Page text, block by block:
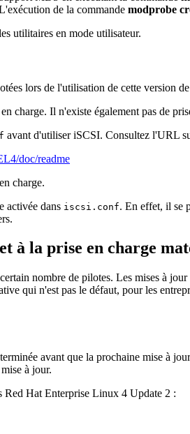
de la commande modprobe
utilitaires en mode utilisateur.
lors de l'utilisation de cette version
charge. Il n'existe également pas de
avant d'utiliser iSCSI. Consultez l'URL
doc/readme
charge.
activée dans iscsi.conf. En effet, il se
à la prise en charge
nombre de pilotes. Les mises à
qui n'est pas le défaut, pour les
avant que la prochaine mise à
à jour.
Red Hat Enterprise Linux 4 Update 2 :